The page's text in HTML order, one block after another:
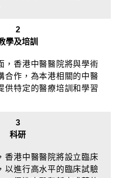
2
學及培訓
，香港中醫醫院將與學術
合作，為本港相關的中醫
供特定的醫療培訓和學習
3
科研
香港中醫醫院將設立臨床
以進行高水平的臨床試驗